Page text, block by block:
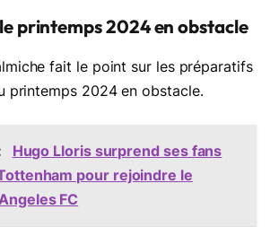
printemps 2024 en obstacle
fait le point sur les préparatifs
printemps 2024 en obstacle.
Hugo Lloris surprend ses fans
pour rejoindre le
FC